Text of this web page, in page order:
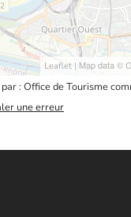
Leaflet | Map data ©
: Office de Tourisme
une erreur